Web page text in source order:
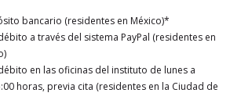
bancario (residentes en México)*
a través del sistema PayPal (residentes en
en las oficinas del instituto de lunes a
horas, previa cita (residentes en la Ciudad de